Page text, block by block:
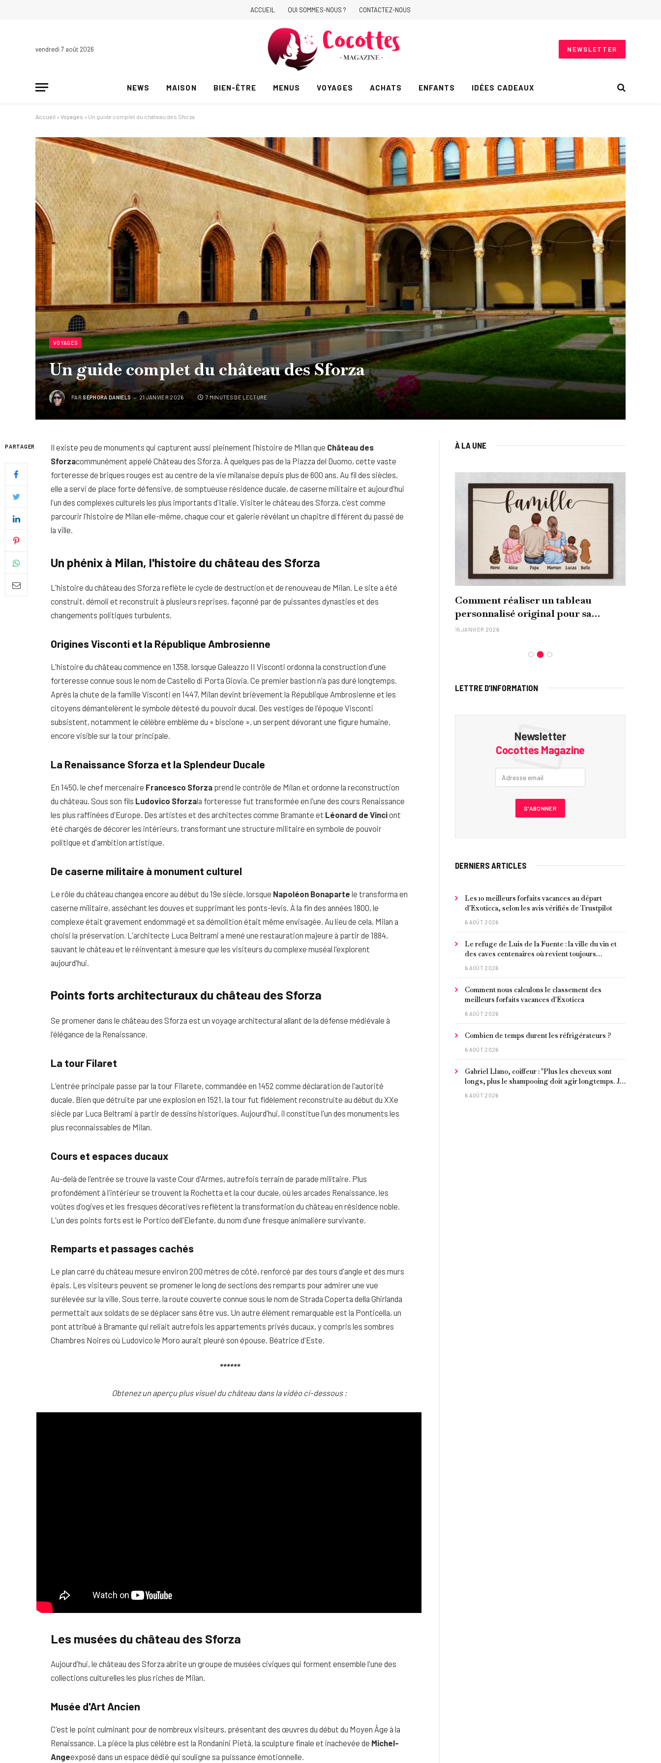
ACCUEIL QUI SOMMES-NOUS ? CONTACTEZ-NOUS
vendredi 7 août 2026 NEWSLETTER
NEWS MAISON BIEN-ÊTRE MENUS VOYAGES ACHATS ENFANTS IDÉES CADEAUX
Accueil » Voyages » Un guide complet du château des Sforza
VOYAGES
Un guide complet du château des Sforza
PAR SÉPHORA DANIELS 21 JANVIER 2026 7 MINUTES DE LECTURE
PARTAGER Il existe peu de monuments qui capturent aussi pleinement l'histoire de Milan que Château des
Sforzacommunément appelé Château des Sforza. À quelques pas de la Piazza del Duomo, cette vaste
forteresse de briques rouges est au centre de la vie milanaise depuis plus de 600 ans. Au fil des siècles,
elle a servi de place forte défensive, de somptueuse résidence ducale, de caserne militaire et aujourd'hui
l'un des complexes culturels les plus importants d'Italie. Visiter le château des Sforza, c'est comme
parcourir l'histoire de Milan elle-même, chaque cour et galerie révélant un chapitre différent du passé de
la ville.
Un phénix à Milan, l'histoire du château des Sforza
L'histoire du château des Sforza reflète le cycle de destruction et de renouveau de Milan. Le site a été
construit, démoli et reconstruit à plusieurs reprises, façonné par de puissantes dynasties et des
changements politiques turbulents.
Origines Visconti et la République Ambrosienne
L'histoire du château commence en 1358, lorsque Galeazzo II Visconti ordonna la construction d'une
forteresse connue sous le nom de Castello di Porta Giovia. Ce premier bastion n’a pas duré longtemps.
Après la chute de la famille Visconti en 1447, Milan devint brièvement la République Ambrosienne et les
citoyens démantelèrent le symbole détesté du pouvoir ducal. Des vestiges de l'époque Visconti
subsistent, notamment le célèbre emblème du « biscione », un serpent dévorant une figure humaine,
encore visible sur la tour principale.
La Renaissance Sforza et la Splendeur Ducale
En 1450, le chef mercenaire Francesco Sforza prend le contrôle de Milan et ordonne la reconstruction
du château. Sous son fils Ludovico Sforzala forteresse fut transformée en l'une des cours Renaissance
les plus raffinées d'Europe. Des artistes et des architectes comme Bramante et Léonard de Vinciont
été chargés de décorer les intérieurs, transformant une structure militaire en symbole de pouvoir
politique et d'ambition artistique.
De caserne militaire à monument culturel
Le rôle du château changea encore au début du 19e siècle, lorsque Napoléon Bonaparte le transforma en
caserne militaire, asséchant les douves et supprimant les ponts-levis. À la fin des années 1800, le
complexe était gravement endommagé et sa démolition était même envisagée. Au lieu de cela, Milan a
choisi la préservation. L'architecte Luca Beltrami a mené une restauration majeure à partir de 1884,
sauvant le château et le réinventant à mesure que les visiteurs du complexe muséal l'explorent
aujourd'hui.
Points forts architecturaux du château des Sforza
Se promener dans le château des Sforza est un voyage architectural allant de la défense médiévale à
l'élégance de la Renaissance.
La tour Filaret
L'entrée principale passe par la tour Filarete, commandée en 1452 comme déclaration de l'autorité
ducale. Bien que détruite par une explosion en 1521, la tour fut fidèlement reconstruite au début du XXe
siècle par Luca Beltrami à partir de dessins historiques. Aujourd'hui, il constitue l'un des monuments les
plus reconnaissables de Milan.
Cours et espaces ducaux
Au-delà de l'entrée se trouve la vaste Cour d'Armes, autrefois terrain de parade militaire. Plus
profondément à l'intérieur se trouvent la Rochetta et la cour ducale, où les arcades Renaissance, les
voûtes d'ogives et les fresques décoratives reflètent la transformation du château en résidence noble.
L'un des points forts est le Portico dell'Elefante, du nom d'une fresque animalière survivante.
Remparts et passages cachés
Le plan carré du château mesure environ 200 mètres de côté, renforcé par des tours d'angle et des murs
épais. Les visiteurs peuvent se promener le long de sections des remparts pour admirer une vue
surélevée sur la ville. Sous terre, la route couverte connue sous le nom de Strada Coperta della Ghirlanda
permettait aux soldats de se déplacer sans être vus. Un autre élément remarquable est la Ponticella, un
pont attribué à Bramante qui reliait autrefois les appartements privés ducaux, y compris les sombres
Chambres Noires où Ludovico le Moro aurait pleuré son épouse, Béatrice d'Este.
******
Obtenez un aperçu plus visuel du château dans la vidéo ci-dessous :
Les musées du château des Sforza
Aujourd'hui, le château des Sforza abrite un groupe de musées civiques qui forment ensemble l'une des
collections culturelles les plus riches de Milan.
Musée d'Art Ancien
C'est le point culminant pour de nombreux visiteurs, présentant des œuvres du début du Moyen Âge à la
Renaissance. La pièce la plus célèbre est la Rondanini Pietà, la sculpture finale et inachevée de Michel-
Angeexposé dans un espace dédié qui souligne sa puissance émotionnelle.
À LA UNE
Quel soin adopter pour une peau
uniforme et lumineuse
Peau sèche et sensible : quels soins
Comment réaliser un tableau
personnalisé original pour sa
famille ?
15 JANVIER 2026
LETTRE D’INFORMATION
Newsletter
Cocottes Magazine
DERNIERS ARTICLES
Les 10 meilleurs forfaits vacances au départ
d'Exoticca, selon les avis vérifiés de Trustpilot
6 AOÛT 2026
Le refuge de Luis de la Fuente : la ville du vin et
des caves centenaires où revient toujours
l'entraîneur espagnol
6 AOÛT 2026
Comment nous calculons le classement des
meilleurs forfaits vacances d'Exoticca
6 AOÛT 2026
Combien de temps durent les réfrigérateurs ?
6 AOÛT 2026
Gabriel Llano, coiffeur : "Plus les cheveux sont
longs, plus le shampooing doit agir longtemps. Je
conseille de le laisser entre 1 et 3 minutes."
6 AOÛT 2026